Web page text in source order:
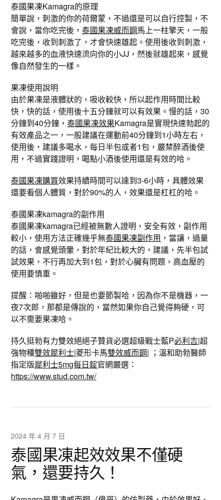
泰國果凍Kamagra的原理
簡單說，刺激的你的荷爾蒙，不過還是可以自行控製，不
會說，當你吃完後，泰國果凍威而鋼馬上一柱擎天，一般
吃完後，收到刺激了，才會快速雄起。使用後收到刺激，
越來越多的血液快速流向你的小JJ，然後就雄起來，感覺
像自然發生的一樣。
果凍使用說明
由於果凍是液體狀的，吸收較快，所以起作用時間比較
快，快的話，使用後十五分鐘就可以有效果。慢的話，30
分鐘到40分鐘，泰國果凍效果Kamagra是實現快速勃起的
有效產品之一，一般建議在運動前40分鐘到1小時左右，
使用後，建議多喝水，每日半包或者1包，嚴禁醉酒後使
用，不過實踐證明，喝點小酒後使用還是有效的哈。
泰國果凍購買效果持續時間可以達到3-6小時，具體效果
還要看個人體質，對於90%的人，效果還是杠杠的哈。
泰國果凍kamagra的副作用
泰國果凍kamagra已經被無數人證明，安全有效，副作用
較小，使用方法正確幾乎無泰國果凍副作用 ，當讓，過量
的話，會感覺頭暈，對於年紀比較大的，建議，先半包試
試效果，不行再加大到1包，對於心臟有問題，高血壓的
使用要慎重。
提醒：啪啪雖好，但是也要節製哈，因為你不是機器，一
夜7次郎，那都是傳說的，當然如果你自己覺得夠硬，可
以不需要果凍哈。
持久挺勃有力雙效絕絕子贊貨必選超級戰士藍P必利吉|超
強物種雙效犀利士|菱形卡馬雙效威而鋼| ；溫和助勃醫師
指定版犀利士5mg每日錠官網嚴選：
https://www.stud.com.tw/
2024 年 4 月 7 日
泰國果凍起效效果不僅硬
氣，還要持久！